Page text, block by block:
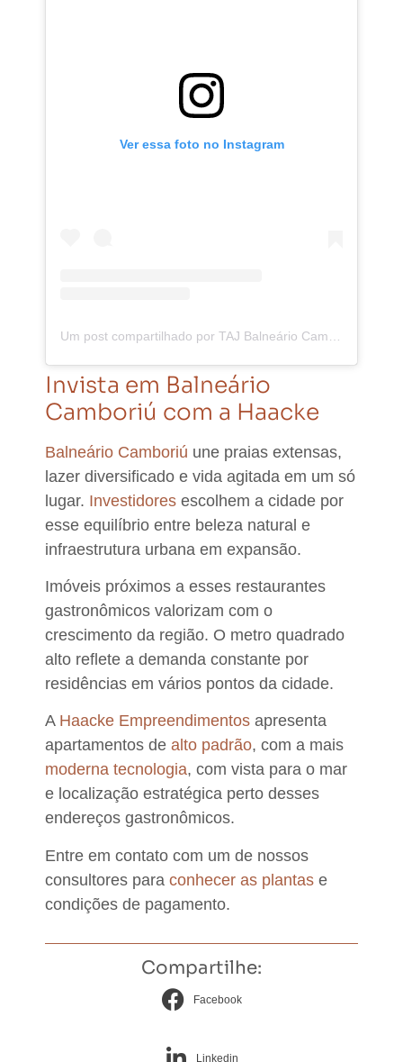
Ver essa foto no Instagram
Invista em Balneário
Camboriú com a Haacke
Balneário Camboriú une praias extensas,
lazer diversificado e vida agitada em um só
lugar. Investidores escolhem a cidade por
esse equilíbrio entre beleza natural e
infraestrutura urbana em expansão.​
Imóveis próximos a esses restaurantes
gastronômicos valorizam com o
crescimento da região. O metro quadrado
alto reflete a demanda constante por
residências em vários pontos da cidade.
A Haacke Empreendimentos apresenta
apartamentos de alto padrão, com a mais
moderna tecnologia, com vista para o mar
e localização estratégica perto desses
endereços gastronômicos.
Entre em contato com um de nossos
consultores para conhecer as plantas e
condições de pagamento.
Compartilhe:
Facebook
Linkedin